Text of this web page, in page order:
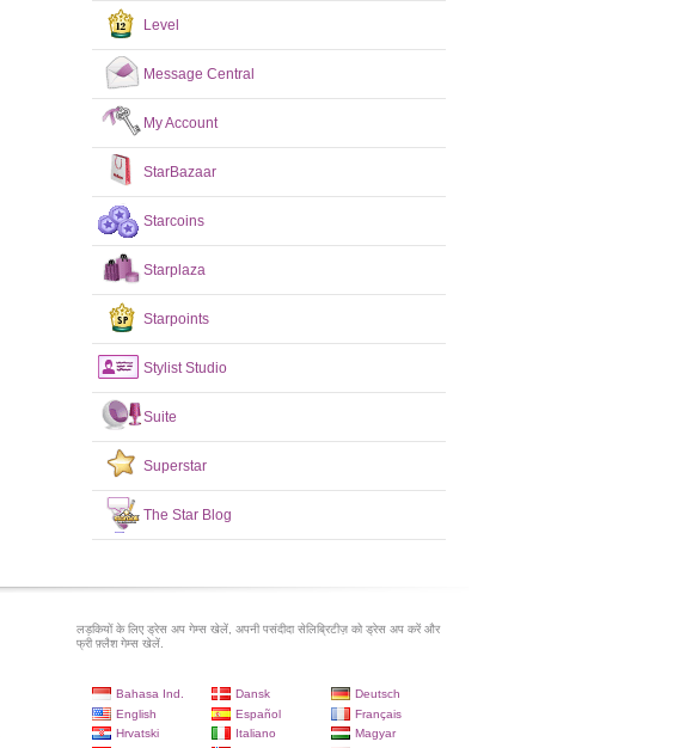
Level
Message Central
My Account
StarBazaar
Starcoins
Starplaza
Starpoints
Stylist Studio
Suite
Superstar
The Star Blog
लड़कियों के लिए ड्रेस अप गेम्स खेलें, अपनी पसंदीदा सेलिब्रिटीज़ को ड्रेस अप करें और
फ्री फ़्लैश गेम्स खेलें.
Bahasa Ind. Dansk
Deutsch
English
Español
Français
Hrvatski
Italiano
Magyar